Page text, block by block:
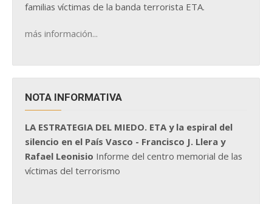
familias víctimas de la banda terrorista ETA.
más información...
NOTA INFORMATIVA
LA ESTRATEGIA DEL MIEDO. ETA y la espiral del
silencio en el País Vasco - Francisco J. Llera y
Rafael Leonisio Informe del centro memorial de las
víctimas del terrorismo